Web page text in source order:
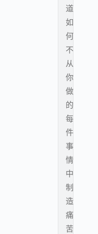
道
如
何
不
从
你
做
的
每
件
事
情
中
制
造
痛
苦